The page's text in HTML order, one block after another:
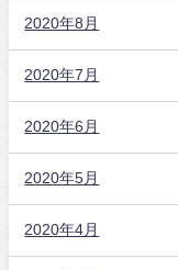
2020年8月
2020年7月
2020年6月
2020年5月
2020年4月